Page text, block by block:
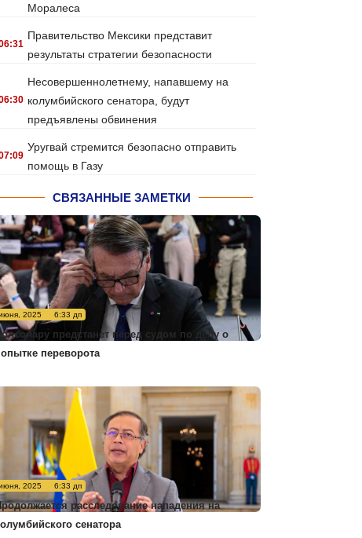
Моралеса
Правительство Мексики представит
результаты стратегии безопасности
Несовершеннолетнему, напавшему на
колумбийского сенатора, будут
предъявлены обвинения
Уругвай стремится безопасно отправить
помощь в Газу
СВЯЗАННЫЕ ЗАМЕТКИ
2025 6:33 дп
Болсонару предстанет перед судом по делу о
переворота
2025 6:33 дп
расследование нападения на
сенатора